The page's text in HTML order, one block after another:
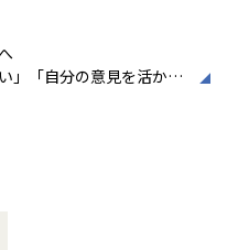
／Azure）
行・導入（Windows／A
すぐ相談できる環境を整
」「自分の意見を活かせ
ルや希望に合う案件を
トの新規開発、クラウド
る案件も豊富です。ま
す。